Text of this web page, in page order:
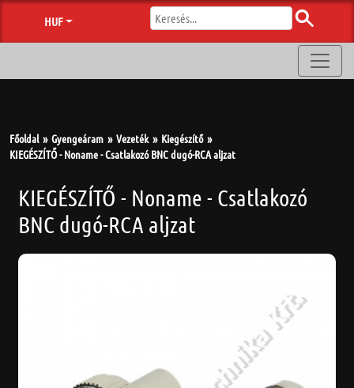
HUF
Főoldal Gyengeáram Vezeték
Kiegészítő
KIEGÉSZÍTŐ - Noname - Csatlakozó BNC dugó-RCA aljzat
KIEGÉSZÍTŐ - Noname - Csatlakozó
BNC dugó-RCA aljzat